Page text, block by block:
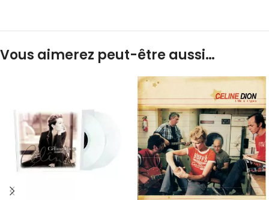
Vous aimerez peut-être aussi…